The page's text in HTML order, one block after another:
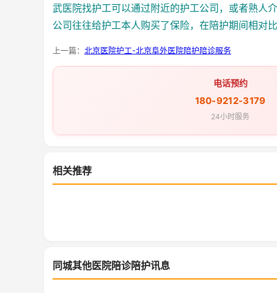
武医院找护工可以通过附近的护工公司，或者熟人
公司往往给护工本人购买了保险，在陪护期间相对比
上一篇： 北京医院护工-北京阜外医院陪护陪诊服务
电话预约
180-9212-3179
24小时服务
相关推荐
同城其他医院陪诊陪护讯息